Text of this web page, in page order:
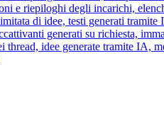
e riepiloghi degli incarichi,
di idee, testi generati tramite
generati su richiesta,
thread, idee generate tramite IA,